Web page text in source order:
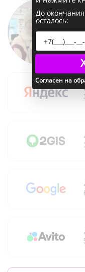
До
осталось:
Согласен на